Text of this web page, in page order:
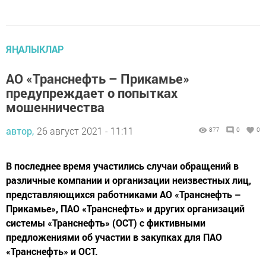
ЯҢАЛЫКЛАР
АО «Транснефть – Прикамье»
предупреждает о попытках
мошенничества
автор, 26 август 2021 - 11:11 877 0 0
В последнее время участились случаи обращений в
различные компании и организации неизвестных лиц,
представляющихся работниками АО «Транснефть –
Прикамье», ПАО «Транснефть» и других организаций
системы «Транснефть» (ОСТ) с фиктивными
предложениями об участии в закупках для ПАО
«Транснефть» и ОСТ.